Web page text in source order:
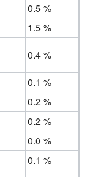
0.5 %
1.5 %
0.4 %
0.1 %
0.2 %
0.2 %
0.0 %
0.1 %